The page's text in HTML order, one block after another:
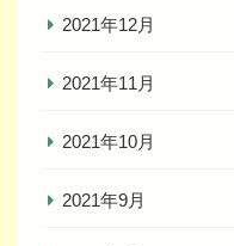
2021年12月
2021年11月
2021年10月
2021年9月